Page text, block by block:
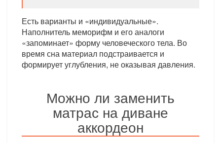
Есть варианты и «индивидуальные».
Наполнитель меморифм и его аналоги
«запоминает» форму человеческого тела. Во
время сна материал подстраивается и
формирует углубления, не оказывая давления.
Можно ли заменить
матрас на диване
аккордеон